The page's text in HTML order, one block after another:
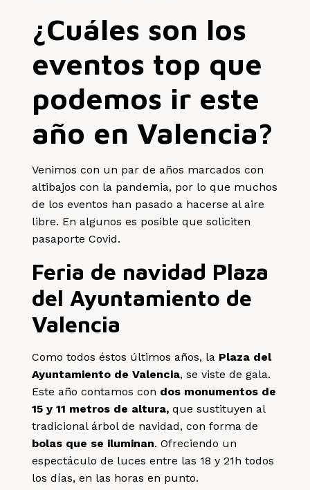
¿Cuáles son los
eventos top que
podemos ir este
año en Valencia?
Venimos con un par de años marcados con
altibajos con la pandemia, por lo que muchos
de los eventos han pasado a hacerse al aire
libre. En algunos es posible que soliciten
pasaporte Covid.
Feria de navidad Plaza
del Ayuntamiento de
Valencia
Como todos éstos últimos años, la Plaza del
Ayuntamiento de Valencia, se viste de gala.
Este año contamos con dos monumentos de
15 y 11 metros de altura, que sustituyen al
tradicional árbol de navidad, con forma de
bolas que se iluminan. Ofreciendo un
espectáculo de luces entre las 18 y 21h todos
los días, en las horas en punto.